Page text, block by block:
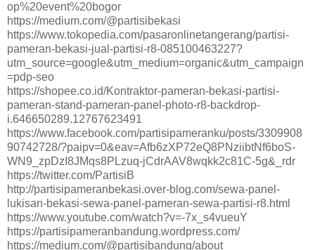
op%20event%20bogor
https://medium.com/@partisibekasi
https://www.tokopedia.com/pasaronlinetangerang/partisi-
pameran-bekasi-jual-partisi-r8-085100463227?
utm_source=google&utm_medium=organic&utm_campaign
=pdp-seo
https://shopee.co.id/Kontraktor-pameran-bekasi-partisi-
pameran-stand-pameran-panel-photo-r8-backdrop-
i.646650289.12767623491
https://www.facebook.com/partisipameranku/posts/3309908
90742728/?paipv=0&eav=Afb6zXP72eQ8PNziibtNf6boS-
WN9_zpDzI8JMqs8PLzuq-jCdrAAV8wqkk2c81C-5g&_rdr
https://twitter.com/PartisiB
http://partisipameranbekasi.over-blog.com/sewa-panel-
lukisan-bekasi-sewa-panel-pameran-sewa-partisi-r8.html
https://www.youtube.com/watch?v=-7x_s4vueuY
https://partisipameranbandung.wordpress.com/
https://medium.com/@partisibandung/about